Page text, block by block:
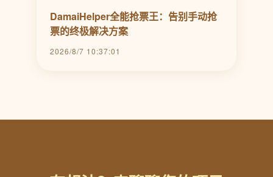
DamaiHelper全能抢票王：告别手动抢
票的终极解决方案
2026/8/7 10:37:01